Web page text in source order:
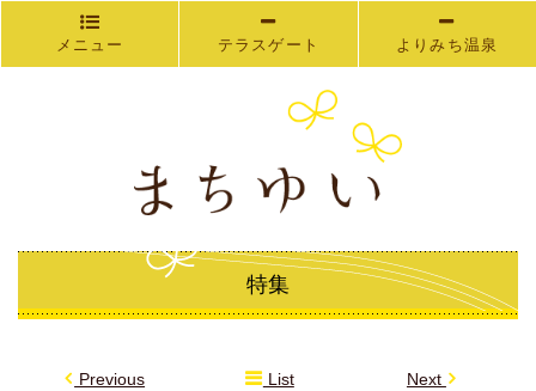
メニュー テラスゲート よりみち温泉
特集
Previous List Next